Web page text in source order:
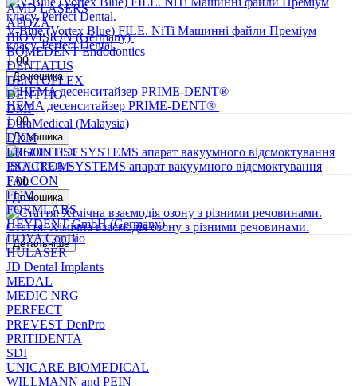
V-Blue (Vortex Blue) FILE. NiTi Машинні файли Преміум
класу. Perfect Dental.
1.00
HEMA десенситайзер PRIME-DENT®
1.00
ISOLITE® SYSTEMS апарат вакуумного відсмоктування
1.00
Стаття: Хімічна взаємодія озону з різними речовинами.
AMD LASERS
APOZA
BIOVISION (Germany)
BOMEDENT Endodontics
DENTATUS
DENTOFLEX
DENTTIO
DMP
DuraMedical (Malaysia)
DXM
ERGON EST
ESACROM
FALCON
FGM
FORMLABS
HEYDENT GmbH (Germany)
HOYA ConBio
HULASER
JD Dental Implants
MEDAL
MEDIC NRG
PERFECT
PREVEST DenPro
PRITIDENTA
SDI
UNICARE BIOMEDICAL
WILLMANN and PEIN